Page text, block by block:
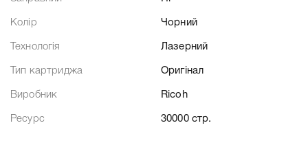
Колір Чорний
Технологія Лазерний
Тип картриджа Оригінал
Виробник Ricoh
Ресурс 30000 стр.